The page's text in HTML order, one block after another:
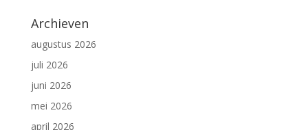
Archieven
augustus 2026
juli 2026
juni 2026
mei 2026
april 2026